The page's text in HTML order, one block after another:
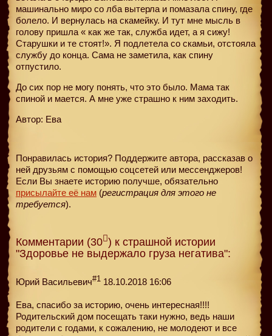
машинально миро со лба вытерла и помазала спину, где
болело. И вернулась на скамейку. И тут мне мысль в
голову пришла « как же так, служба идет, а я сижу!
Старушки и те стоят!». Я подлетела со скамьи, отстояла
службу до конца. Сама не заметила, как спину
отпустило.
До сих пор не могу понять, что это было. Мама так
спиной и мается. А мне уже страшно к ним заходить.
Автор: Ева
Понравилась история? Поддержите автора, рассказав о
ней друзьям с помощью соцсетей или мессенджеров!
Если Вы знаете историю получше, обязательно
присылайте её нам (регистрация для этого не
требуется).
Комментарии (30 ) к страшной истории
"Здоровье не выдержало груза негатива":
Юрий Васильевич#1 18.10.2018 16:06
Ева, спасибо за историю, очень интересная!!!!
Родительский дом посещать таки нужно, ведь наши
родители с годами, к сожалению, не молодеют и все